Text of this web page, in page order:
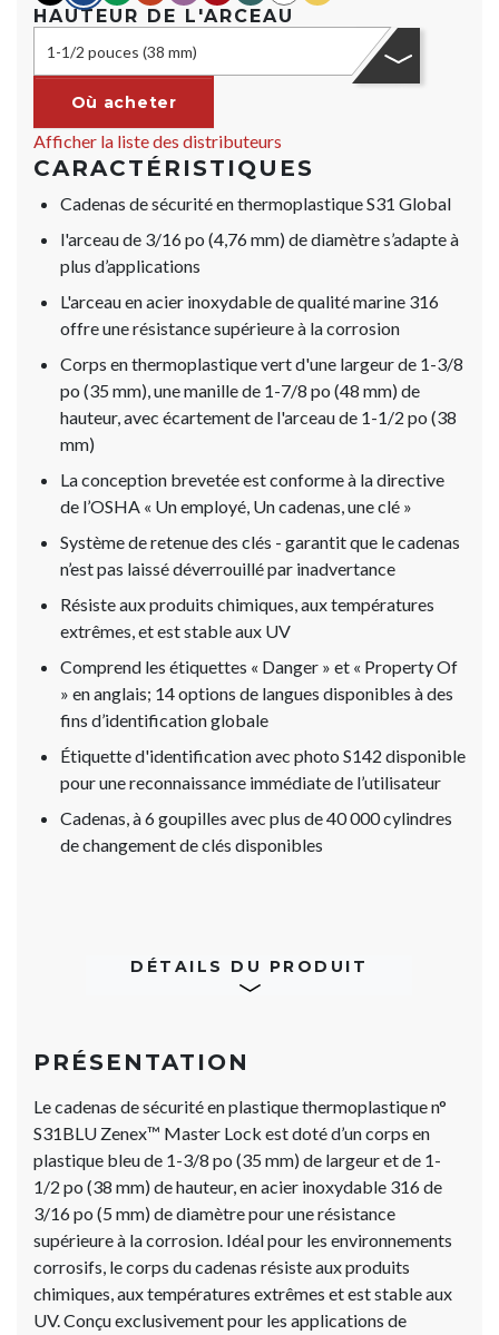
HAUTEUR DE L'ARCEAU
1-1/2 pouces (38 mm)
Où acheter
Afficher la liste des distributeurs
CARACTÉRISTIQUES
Cadenas de sécurité en thermoplastique S31 Global
l'arceau de 3/16 po (4,76 mm) de diamètre s’adapte à
plus d’applications
L'arceau en acier inoxydable de qualité marine 316
offre une résistance supérieure à la corrosion
Corps en thermoplastique vert d'une largeur de 1-3/8
po (35 mm), une manille de 1-7/8 po (48 mm) de
hauteur, avec écartement de l'arceau de 1-1/2 po (38
mm)
La conception brevetée est conforme à la directive
de l’OSHA « Un employé, Un cadenas, une clé »
Système de retenue des clés - garantit que le cadenas
n’est pas laissé déverrouillé par inadvertance
Résiste aux produits chimiques, aux températures
extrêmes, et est stable aux UV
Comprend les étiquettes « Danger » et « Property Of
» en anglais; 14 options de langues disponibles à des
fins d’identification globale
Étiquette d'identification avec photo S142 disponible
pour une reconnaissance immédiate de l’utilisateur
Cadenas, à 6 goupilles avec plus de 40 000 cylindres
de changement de clés disponibles
DÉTAILS DU PRODUIT
PRÉSENTATION
Le cadenas de sécurité en plastique thermoplastique n°
S31BLU Zenex™ Master Lock est doté d’un corps en
plastique bleu de 1-3/8 po (35 mm) de largeur et de 1-
1/2 po (38 mm) de hauteur, en acier inoxydable 316 de
3/16 po (5 mm) de diamètre pour une résistance
supérieure à la corrosion. Idéal pour les environnements
corrosifs, le corps du cadenas résiste aux produits
chimiques, aux températures extrêmes et est stable aux
UV. Conçu exclusivement pour les applications de